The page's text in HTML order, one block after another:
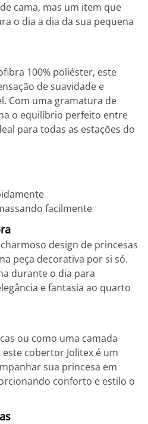
cama, mas um item que
o dia a dia da sua pequena
100% poliéster, este
de suavidade e
Com uma gramatura de
o equilíbrio perfeito entre
para todas as estações do
facilmente
design de princesas
peça decorativa por si só.
durante o dia para
e fantasia ao quarto
ou como uma camada
cobertor Jolitex é um
sua princesa em
conforto e estilo o